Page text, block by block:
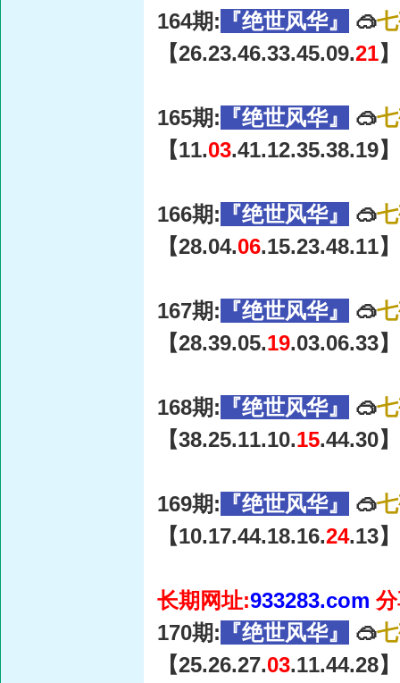
164期: 『绝世风华』 🥽
【26.23.46.33.45.09.21】
165期: 『绝世风华』 🥽
【11.03.41.12.35.38.19】
166期: 『绝世风华』 🥽
【28.04.06.15.23.48.11】
167期: 『绝世风华』 🥽
【28.39.05.19.03.06.33】
168期: 『绝世风华』 🥽
【38.25.11.10.15.44.30】
169期: 『绝世风华』 🥽
【10.17.44.18.16.24.13】
长期网址:933283.com
170期: 『绝世风华』 🥽
【25.26.27.03.11.44.28】